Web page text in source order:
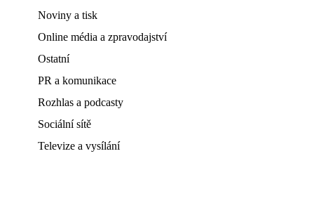
Noviny a tisk
Online média a zpravodajství
Ostatní
PR a komunikace
Rozhlas a podcasty
Sociální sítě
Televize a vysílání